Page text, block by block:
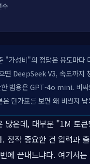
수
"가성비"의 정답은 용도마다
면 DeepSeek V3, 속도까지
범용은 GPT-4o mini. 비싸
은 단가표를 보면 왜 비싼지
많은데, 대부분 "1M 토
정작 중요한 건 입력과
에 끝내느냐다. 여기서는